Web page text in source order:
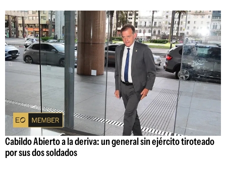
Cabildo Abierto a la deriva: un general sin ejército tiroteado
por sus dos soldados